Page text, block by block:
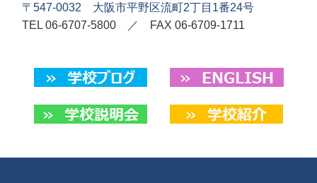
〒547-0032 大阪市平野区流町2丁目1番24号
TEL 06-6707-5800 ／ FAX 06-6709-1711